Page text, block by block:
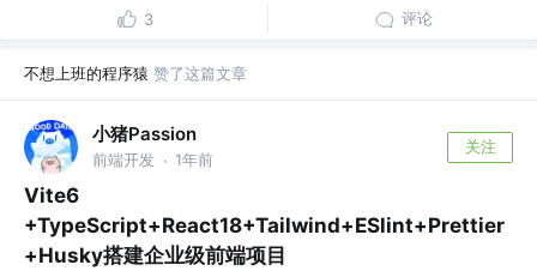
3 评论
不想上班的程序猿 赞了这篇文章
小猪Passion
前端开发 · 1年前
关注
Vite6
+TypeScript+React18+Tailwind+ESlint+Prettier
+Husky搭建企业级前端项目